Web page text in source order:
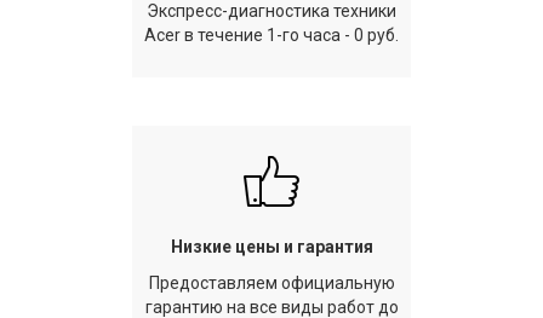
Экспресс-диагностика техники
Acer в течение 1-го часа - 0 руб.
Низкие цены и гарантия
Предоставляем официальную
гарантию на все виды работ до